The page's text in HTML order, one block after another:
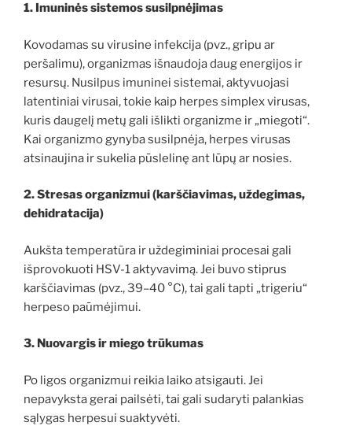
1. Imuninės sistemos susilpnėjimas
Kovodamas su virusine infekcija (pvz., gripu ar
peršalimu), organizmas išnaudoja daug energijos ir
resursų. Nusilpus imuninei sistemai, aktyvuojasi
latentiniai virusai, tokie kaip herpes simplex virusas,
kuris daugelį metų gali išlikti organizme ir „miegoti“.
Kai organizmo gynyba susilpnėja, herpes virusas
atsinaujina ir sukelia pūslelinę ant lūpų ar nosies.
2. Stresas organizmui (karščiavimas, uždegimas,
dehidratacija)
Aukšta temperatūra ir uždegiminiai procesai gali
išprovokuoti HSV-1 aktyvavimą. Jei buvo stiprus
karščiavimas (pvz., 39–40 °C), tai gali tapti „trigeriu“
herpeso paūmėjimui.
3. Nuovargis ir miego trūkumas
Po ligos organizmui reikia laiko atsigauti. Jei
nepavyksta gerai pailsėti, tai gali sudaryti palankias
sąlygas herpesui suaktyvėti.